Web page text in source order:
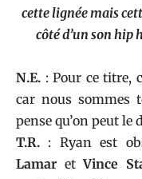
cette lignée mais
côté d’un son hip
N.E. : Pour ce titre,
car nous sommes
pense qu’on peut le
T.R. : Ryan est
Lamar etVince